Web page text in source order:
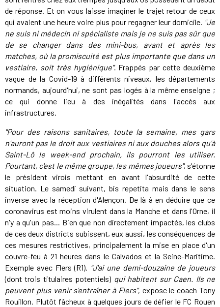
de réponse. Et on vous laisse imaginer le trajet retour de ceux
qui avaient une heure voire plus pour regagner leur domicile. "Je
ne suis ni médecin ni spécialiste mais je ne suis pas sûr que
de se changer dans des mini-bus, avant et après les
matches, où la promiscuité est plus importante que dans un
vestiaire, soit très hygiénique". Frappés par cette deuxième
vague de la Covid-19 à différents niveaux, les départements
normands, aujourd'hui, ne sont pas logés à la même enseigne ;
ce qui donne lieu à des inégalités dans l'accès aux
infrastructures.
"Pour des raisons sanitaires, toute la semaine, mes gars
n'auront pas le droit aux vestiaires ni aux douches alors qu'à
Saint-Lô le week-end prochain, ils pourront les utiliser.
Pourtant, c'est le même groupe, les mêmes joueurs", s'étonne
le président virois mettant en avant l'absurdité de cette
situation. Le samedi suivant, bis repetita mais dans le sens
inverse avec la réception d'Alençon. De là à en déduire que ce
coronavirus est moins virulent dans la Manche et dans l'Orne, il
n'y a qu'un pas... Bien que non directement impactés, les clubs
de ces deux districts subissent, eux aussi, les conséquences de
ces mesures restrictives, principalement la mise en place d'un
couvre-feu à 21 heures dans le Calvados et la Seine-Maritime.
Exemple avec Flers (R1). "J'ai une demi-douzaine de joueurs
(dont trois titulaires potentiels) qui habitent sur Caen. Ils ne
peuvent plus venir s'entraîner à Flers", expose le coach Tony
Rouillon. Plutôt fâcheux à quelques jours de défier le FC Rouen